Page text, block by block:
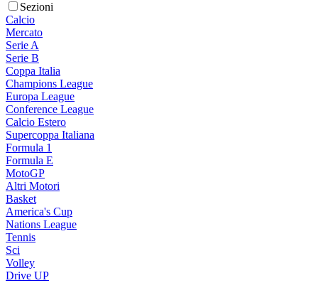
Sezioni
Calcio
Mercato
Serie A
Serie B
Coppa Italia
Champions League
Europa League
Conference League
Calcio Estero
Supercoppa Italiana
Formula 1
Formula E
MotoGP
Altri Motori
Basket
America's Cup
Nations League
Tennis
Sci
Volley
Drive UP